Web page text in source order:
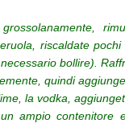
riscaldate
bollire).
quindi
la vodka,
ampio contenitore